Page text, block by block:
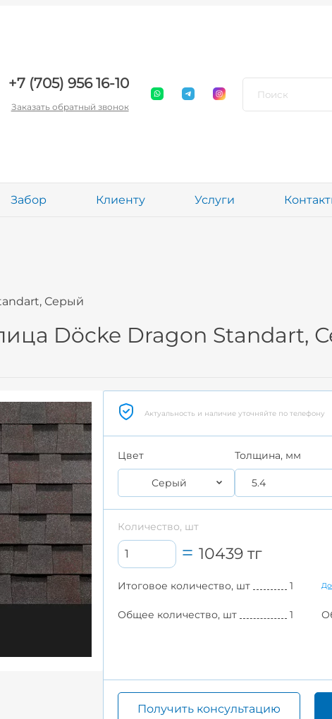
+7 (705) 956 16-10
Заказать обратный звонок
Забор Клиенту Услуги
Серый
Döcke Dragon Standart,
Актуальность и наличие уточняйте по телефону
Цвет
Серый
Толщина, мм
5.4
Количество, шт
10439 тг
Итоговое количество, шт 1
Общее количество, шт 1
Получить консультацию